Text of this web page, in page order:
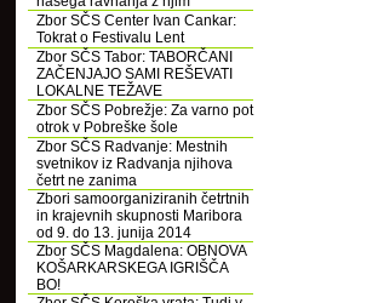
Zbor SČS Center Ivan Cankar:
Tokrat o Festivalu Lent
Zbor SČS Tabor: TABORČANI
ZAČENJAJO SAMI REŠEVATI
LOKALNE TEŽAVE
Zbor SČS Pobrežje: Za varno pot
otrok v Pobreške šole
Zbor SČS Radvanje: Mestnih
svetnikov iz Radvanja njihova
četrt ne zanima
Zbori samoorganiziranih četrtnih
in krajevnih skupnosti Maribora
od 9. do 13. junija 2014
Zbor SČS Magdalena: OBNOVA
KOŠARKARSKEGA IGRIŠČA
BO!